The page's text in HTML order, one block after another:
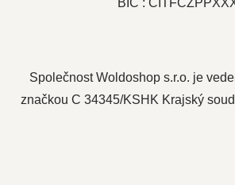
BIC :
Společnost Woldoshop s.r.o. je
značkou C 34345/KSHK Krajský